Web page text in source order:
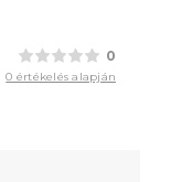
0
0 értékelés alapján